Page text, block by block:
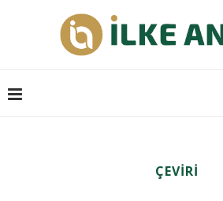
ÇEVIRI